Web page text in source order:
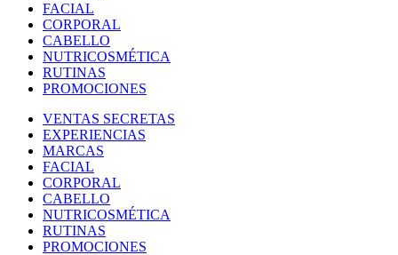
FACIAL
CORPORAL
CABELLO
NUTRICOSMÉTICA
RUTINAS
PROMOCIONES
VENTAS SECRETAS
EXPERIENCIAS
MARCAS
FACIAL
CORPORAL
CABELLO
NUTRICOSMÉTICA
RUTINAS
PROMOCIONES